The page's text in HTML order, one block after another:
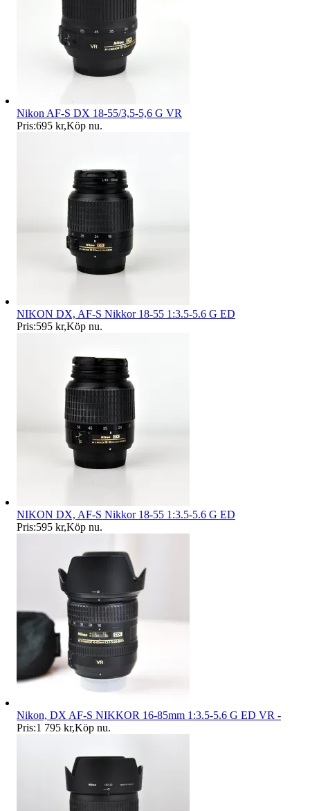
Nikon AF-S DX 18-55/3,5-5,6 G VR
Pris:695 kr,Köp nu.
NIKON DX, AF-S Nikkor 18-55 1:3.5-5.6 G ED
Pris:595 kr,Köp nu.
NIKON DX, AF-S Nikkor 18-55 1:3.5-5.6 G ED
Pris:595 kr,Köp nu.
Nikon, DX AF-S NIKKOR 16-85mm 1:3.5-5.6 G ED VR -
Pris:1 795 kr,Köp nu.